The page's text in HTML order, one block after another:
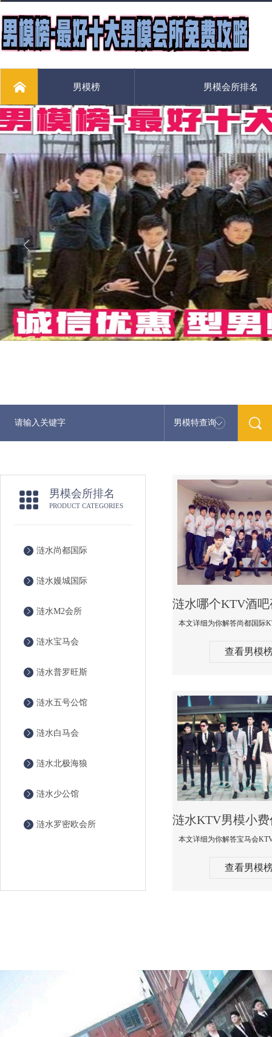
男模榜 男模会所排名
男模特查询
男模会所排名
PRODUCT CATEGORIES
涟水尚都国际
涟水嫚城国际
涟水M2会所
涟水宝马会
涟水普罗旺斯
涟水五号公馆
涟水白马会
涟水北极海狼
涟水少公馆
涟水罗密欧会所
查看男模
查看男模